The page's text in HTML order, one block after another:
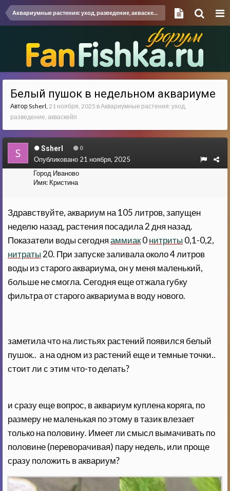
Аквариумные растения: уход, разведение, акваскейп
Белый пушок в недельном аквариуме
АвторSsherl, 21 ноября, 2025 вАквариумные растения: уход,
разведение, акваскейп
Ssherl 0
Город Иваново
Имя: Кристина
Опубликовано 21 ноября, 2025
Здравствуйте, аквариум на 105 литров, запущен
неделю назад, растения посадила 2 дня назад.
Показатели воды сегодняаммиак0нитриты 0,1-0,2,
нитраты 20. При запуске заливала около 4 литров
воды из старого аквариума, он у меня маленький,
больше не смогла. Сегодня еще отжала губку
фильтра от старого аквариума в воду нового.
заметила что на листьях растений появился белый
пушок.. а на одном из растений еще и темные точки..
стоит ли с этим что-то делать?
и сразу еще вопрос, в аквариум куплена коряга, по
размеру не маленькая по этому в тазик влезает
только на половину. Имеет ли смысл вымачивать по
половине (переворачивая) пару недель, или проще
сразу положить в аквариум?